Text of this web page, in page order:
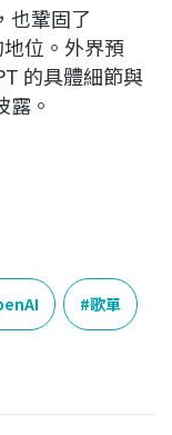
也鞏固了
位。外界預
的具體細節與
露。
歌單